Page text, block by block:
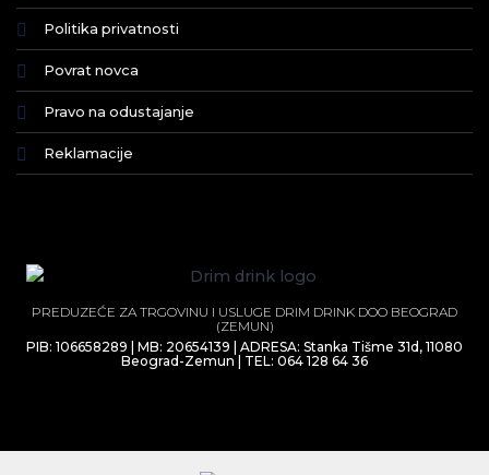
Politika privatnosti
Povrat novca
Pravo na odustajanje
Reklamacije
PREDUZEĆE ZA TRGOVINU I USLUGE DRIM DRINK DOO BEOGRAD
(ZEMUN)
PIB: 106658289 | MB: 20654139 | ADRESA: Stanka Tišme 31d, 11080
Beograd-Zemun | TEL: 064 128 64 36